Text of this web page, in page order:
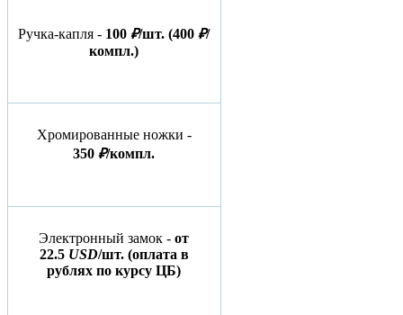
Ручка-капля - 100₽/шт. (400₽/
компл.)
Хромированные ножки -
350₽/компл.
Электронный замок -от
22.5 USD/шт. (оплата в
рублях по курсу ЦБ)